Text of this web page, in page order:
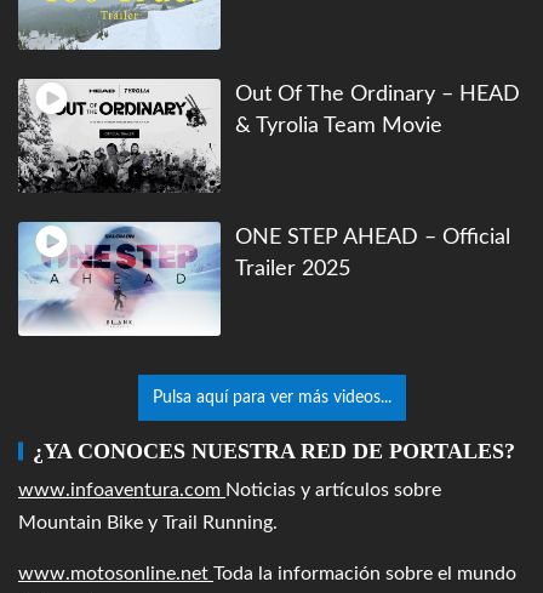
Out Of The Ordinary – HEAD
& Tyrolia Team Movie
ONE STEP AHEAD – Official
Trailer 2025
Pulsa aquí para ver más videos...
¿YA CONOCES NUESTRA RED DE PORTALES?
www.infoaventura.com Noticias y artículos sobre
Mountain Bike y Trail Running.
www.motosonline.net Toda la información sobre el mundo